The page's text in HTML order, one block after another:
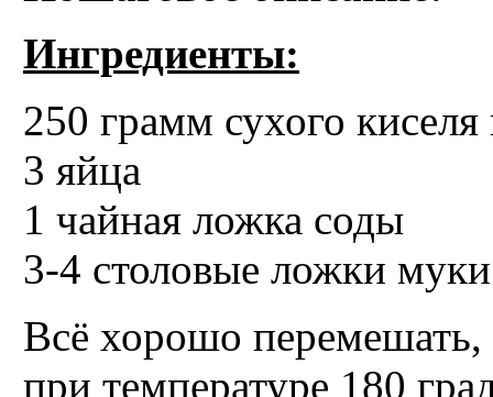
Ингредиенты:
250 грамм сухого киселя
3 яйца
1 чайная ложка соды
3-4 столовые ложки муки
Всё хорошо перемешать,
при температуре 180